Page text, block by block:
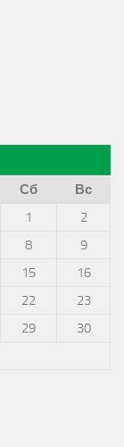
Сб
Вс
1
2
8
9
15
16
22
23
29
30